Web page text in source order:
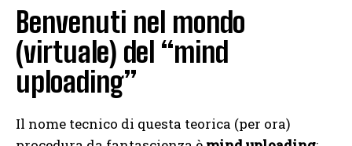
Benvenuti nel mondo
(virtuale) del “mind
uploading”
Il nome tecnico di questa teorica (per ora)